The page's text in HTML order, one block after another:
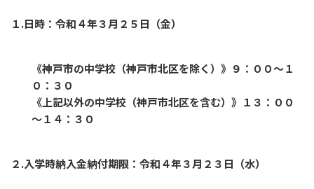
１.日時：令和４年３月２５日（金）
《神戸市の中学校（神戸市北区を除く）》９：００～１
０：３０
《上記以外の中学校（神戸市北区を含む）》１３：００
～１４：３０
２.入学時納入金納付期限：令和４年３月２３日（水）